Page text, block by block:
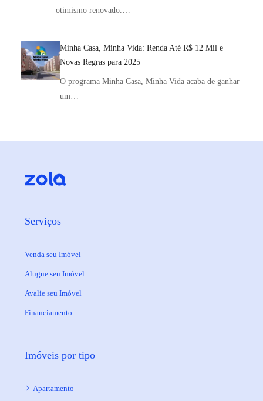
otimismo renovado.…
Minha Casa, Minha Vida: Renda Até R$ 12 Mil e
Novas Regras para 2025
O programa Minha Casa, Minha Vida acaba de ganhar
um…
Serviços
Venda seu Imóvel
Alugue seu Imóvel
Avalie seu Imóvel
Financiamento
Imóveis por tipo
Apartamento